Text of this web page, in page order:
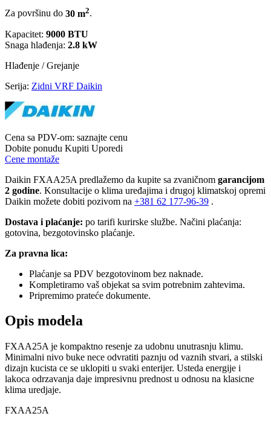
Za površinu do 30 m2.
Kapacitet: 9000 BTU
Snaga hlađenja: 2.8 kW
Hlađenje / Grejanje
Serija: Zidni VRF Daikin
Cena sa PDV-om: saznajte cenu
Dobite ponudu Kupiti Uporedi
Cene montaže
Daikin FXAA25A predlažemo da kupite sa zvaničnom garancijom
2 godine. Konsultacije o klima uređajima i drugoj klimatskoj opremi
Daikin možete dobiti pozivom na +381 62 177-96-39 .
Dostava i plaćanje: po tarifi kurirske službe. Načini plaćanja:
gotovina, bezgotovinsko plaćanje.
Za pravna lica:
Plaćanje sa PDV bezgotovinom bez naknade.
Kompletiramo vaš objekat sa svim potrebnim zahtevima.
Pripremimo prateće dokumente.
Opis modela
FXAA25A je kompaktno resenje za udobnu unutrasnju klimu.
Minimalni nivo buke nece odvratiti paznju od vaznih stvari, a stilski
dizajn kucista ce se uklopiti u svaki enterijer. Usteda energije i
lakoca odrzavanja daje impresivnu prednost u odnosu na klasicne
klima uredjaje.
FXAA25A